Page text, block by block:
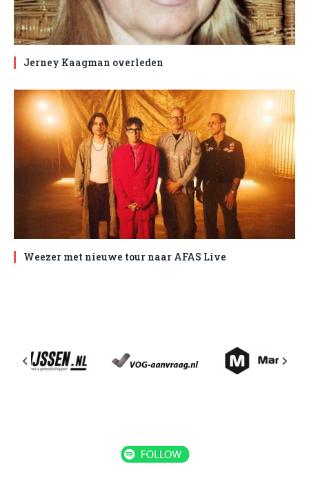
Jerney Kaagman overleden
Weezer met nieuwe tour naar AFAS Live